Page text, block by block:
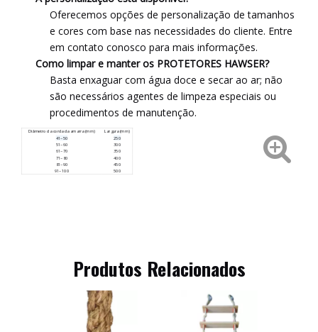
Oferecemos opções de personalização de tamanhos
e cores com base nas necessidades do cliente. Entre
em contato conosco para mais informações.
Como limpar e manter os PROTETORES HAWSER?
Basta enxaguar com água doce e secar ao ar; não
são necessários agentes de limpeza especiais ou
procedimentos de manutenção.
Diâmetro da corda da amarra (mm)
Largura (mm)
41~50
250
51~60
300
61~70 350
71~80
400
81~90
450
91~100
500
Produtos Relacionados